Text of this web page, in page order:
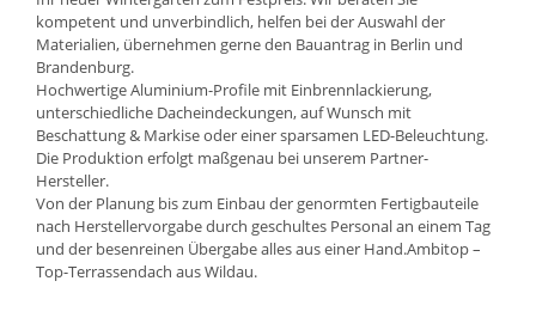
kompetent und unverbindlich, helfen bei der Auswahl der
Materialien, übernehmen gerne den Bauantrag in Berlin und
Brandenburg.
Hochwertige Aluminium-Profile mit Einbrennlackierung,
unterschiedliche Dacheindeckungen, auf Wunsch mit
Beschattung & Markise oder einer sparsamen LED-Beleuchtung.
Die Produktion erfolgt maßgenau bei unserem Partner-
Hersteller.
Von der Planung bis zum Einbau der genormten Fertigbauteile
nach Herstellervorgabe durch geschultes Personal an einem Tag
und der besenreinen Übergabe alles aus einer Hand.Ambitop –
Top-Terrassendach aus Wildau.